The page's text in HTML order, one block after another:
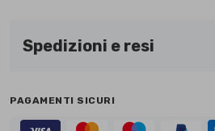
Spedizioni e resi
PAGAMENTI SICURI